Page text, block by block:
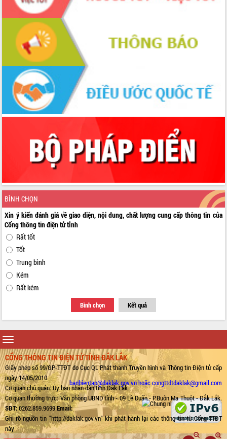
BÌNH CHỌN
Xin ý kiến đánh giá về giao diện, nội dung, chất lượng cung cấp thông tin của
Cổng thông tin điện tử tỉnh
Rất tốt
Tốt
Trung bình
Kém
Rất kém
Bình chọn Kết quả
Toggle
navigation
CỔNG THÔNG TIN ĐIỆN TỬ TỈNH ĐẮK LẮK
Giấy phép số 99/GP-TTĐT do Cục QL Phát thanh Truyền hình và Thông tin Điện tử cấp
ngày 14/05/2010
Cơ quan chủ quản: Ủy ban nhân dân tỉnh Đắk Lắk
Cơ quan thường trực: Văn phòng UBND tỉnh - 09 Lê Duẩn - P.Buôn Ma Thuột - Đắk Lắk.
SĐT:0262.859.9699Email:
banbientap@daklak.gov.vn hoặc congttdtdaklak@gmail.com
Ghi rõ nguồn tin "http://daklak.gov.vn" khi phát hành lại các thông tin từ Cổng TTĐT
này